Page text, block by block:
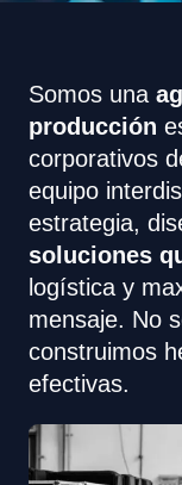
Somos una
producción
corporativos
equipo
estrategia,
soluciones
logística y
mensaje. No
construimos
efectivas.